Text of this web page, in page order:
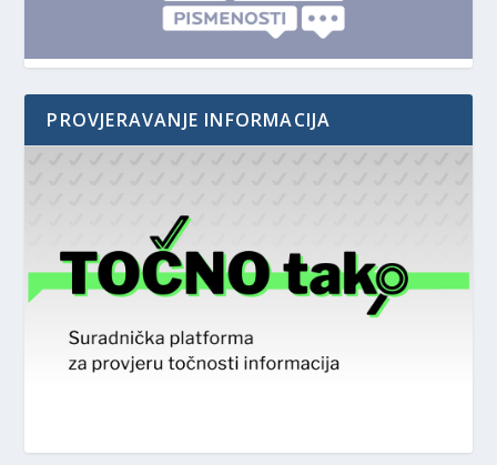
PROVJERAVANJE INFORMACIJA